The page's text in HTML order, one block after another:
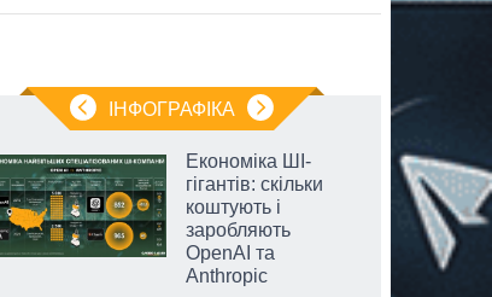
ІНФОГРАФІКА
Економіка ШІ-
гігантів: скільки
коштують і
заробляють
OpenAI та
Anthropic